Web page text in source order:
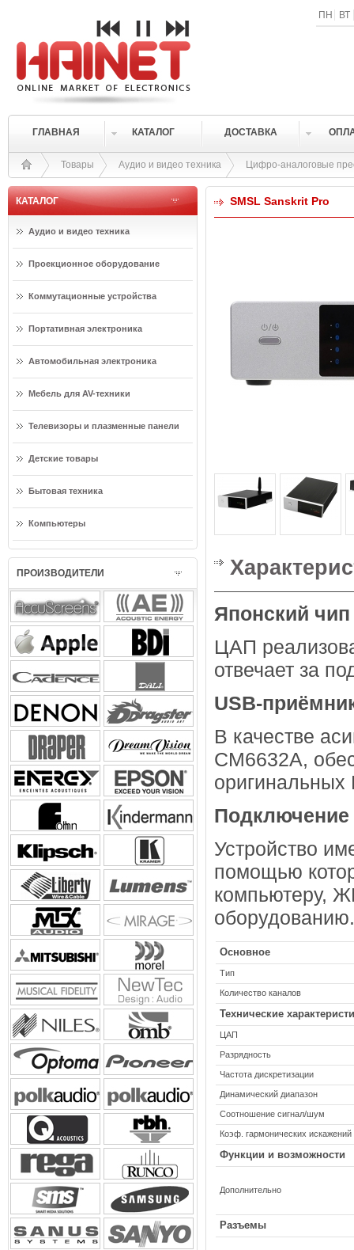
ПН ВТ
ГЛАВНАЯ КАТАЛОГ ДОСТАВКА
Товары Аудио и видео техника Цифро-аналоговые
КАТАЛОГ
Аудио и видео техника
Проекционное оборудование
Коммутационные устройства
Портативная электроника
Автомобильная электроника
Мебель для AV-техники
Телевизоры и плазменные панели
Детские товары
Бытовая техника
Компьютеры
ПРОИЗВОДИТЕЛИ
SMSL Sanskrit Pro
Японский чип
ЦАП
отвечает за
USB-
В качестве
CM6632A,
Подключение
Устройство
помощью
компьютеру,
оборудованию.
Основное
Тип
Количество каналов
Технические
ЦАП
Разрядность
Частота дискретизации
Динамический диапазон
Соотношение сигнал/шум
Коэф. гармонических искажений
Функции и возможности
Дополнительно
Разъемы